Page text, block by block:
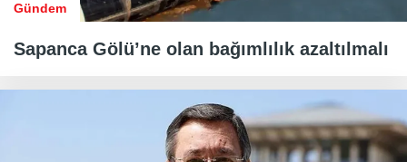
Gündem
Sapanca Gölü’ne olan bağımlılık azaltılmalı